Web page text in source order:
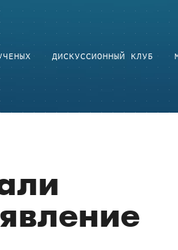
ДИСКУССИОННЫЙ КЛУБ